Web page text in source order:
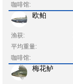
咖啡馆:
欧鲌
渔获:
平均重量:
咖啡馆:
梅花鲈